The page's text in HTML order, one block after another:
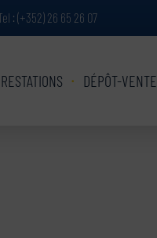
: (+352) 26 65 26 07
DÉPÔT-VENTE